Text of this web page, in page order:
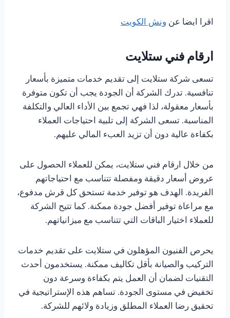
اقرا ايضا عنونش الكويت
ارقام فني ستلايت
تسعى شركة ستلايت إلى تقديم خدمات متميزة بأسعار
تنافسية. تدرك الشركة أن الجودة يجب أن تكون متوفرة
بأسعار معقولة، لذا فهي تجمع بين الأداء العالي والتكلفة
المناسبة. تسعى الشركة إلى تلبية احتياجات العملاء
بكفاءة عالية دون أن تزيد العبء المالي عليهم.
من خلال ارقام فني ستلايت، يمكن للعملاء الحصول على
عروض أسعار دقيقة ومفصلة تتناسب مع احتياجاتهم
الفريدة. الهدف هو توفير خدمة تستحق كل قرش مدفوع،
مع مراعاة توفير أفضل جودة ممكنة. كما تتيح الشركة
للعملاء اختيار الباقات التي تتناسب مع ميزانياتهم.
يحرص الفنيون المؤهلون في ستلايت على تقديم خدمات
التركيب والصيانة بأقل تكاليف ممكنة. يستخدمون أحدث
التقنيات لضمان أن العمل يتم بكفاءة وسرعة دون
تخفيض في مستوى الجودة. تساهم هذه الإستراتيجية في
تحقيق رضا العملاء المطلق وزيادة ولائهم للشركة.